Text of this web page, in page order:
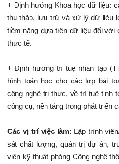
+ Định hướng Khoa học dữ liệu:
thu thập, lưu trữ và xử lý dữ liệu
tiềm năng dựa trên dữ liệu đối với
thực tế.
+ Định hướng trí tuệ nhân tạo
hình toán học cho các lớp bài
công nghệ tri thức, về trí tuệ tính
công cụ, nền tảng trong phát triển
Các vị trí việc làm: Lập trình
sát chất lượng, quản trị dự án,
viên kỹ thuật phòng Công nghệ